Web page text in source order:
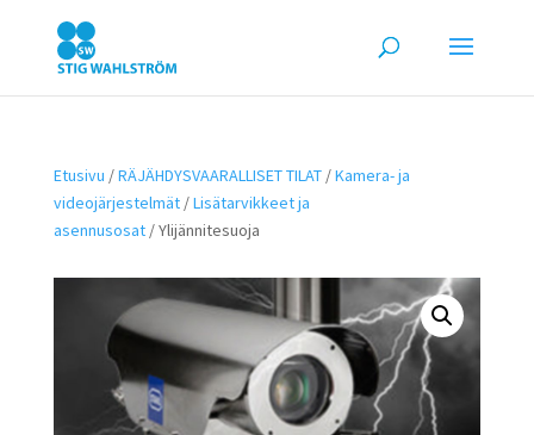
Etusivu /RÄJÄHDYSVAARALLISET TILAT/Kamera- ja
videojärjestelmät/Lisätarvikkeet ja
asennusosat/ Ylijännitesuoja